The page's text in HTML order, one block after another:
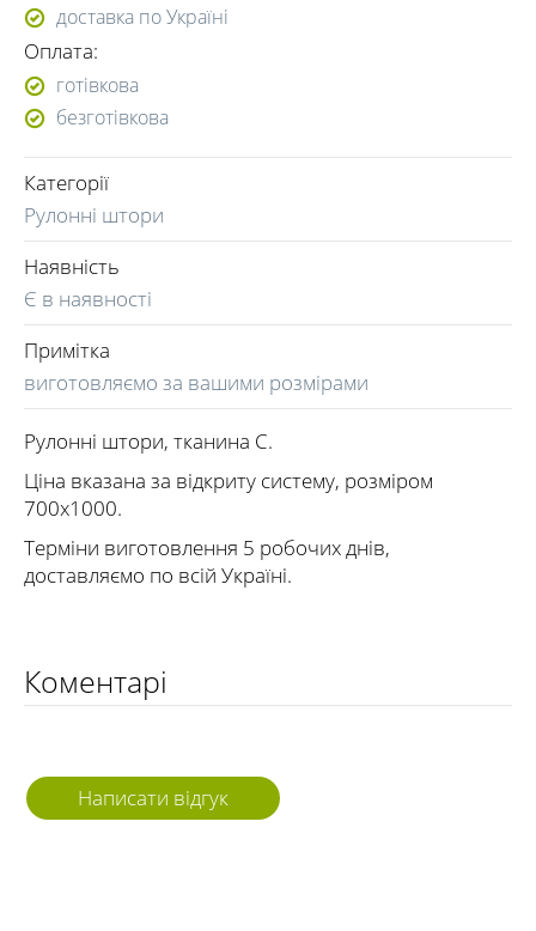
доставка по Україні
Оплата:
готівкова
безготівкова
Категорії
Рулонні штори
Наявність
Є в наявності
Примітка
виготовляємо за вашими розмірами
Рулонні штори, тканина С.
Ціна вказана за відкриту систему, розміром
700х1000.
Терміни виготовлення 5 робочих днів,
доставляємо по всій Україні.
Коментарі
Написати відгук